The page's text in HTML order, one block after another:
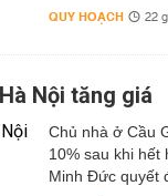
QUY HOẠCH 22
Nội tăng giá
Chủ nhà ở Cầu
10% sau khi hết
Minh Đức quyết